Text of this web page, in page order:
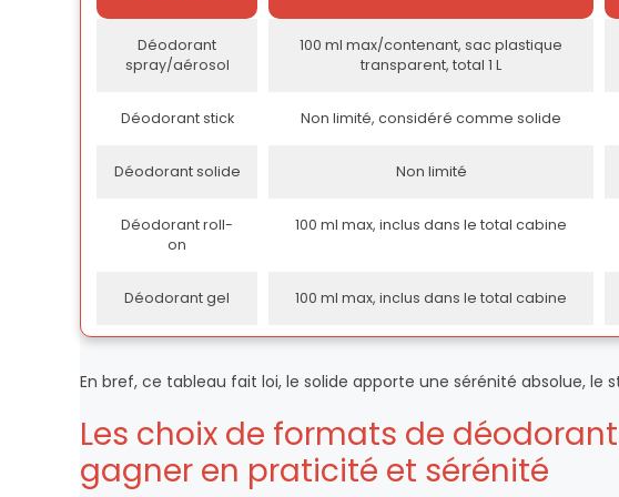
Déodorant
spray/aérosol
100 ml max/contenant, sac plastique
transparent, total 1 L
Déodorant stick Non limité, considéré comme solide
Déodorant solide Non limité
Déodorant roll-
on
100 ml max, inclus dans le total cabine
Déodorant gel 100 ml max, inclus dans le total cabine
En bref, ce tableau fait loi, le solide apporte une sérénité absolue, le
Les choix de formats de
gagner en praticité et sérénité